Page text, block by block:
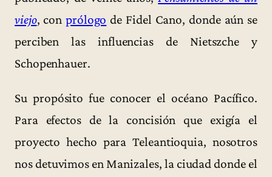
viejo, conprólogo de Fidel Cano, donde aún se
perciben las influencias de Nietszche y
Schopenhauer.
Su propósito fue conocer el océano Pacífico.
Para efectos de la concisión que exigía el
proyecto hecho para Teleantioquia, nosotros
nos detuvimos en Manizales, la ciudad donde el